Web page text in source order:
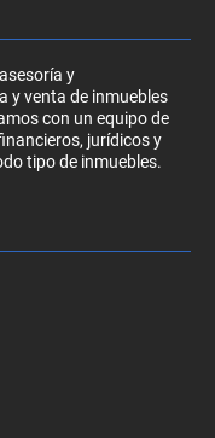
y
y venta de inmuebles
con un equipo de
jurídicos y
tipo de inmuebles.